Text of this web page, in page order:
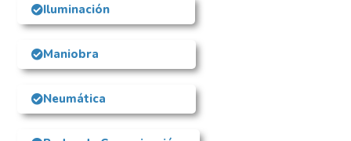
Iluminación
Maniobra
Neumática